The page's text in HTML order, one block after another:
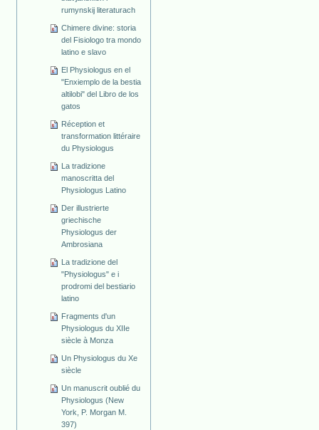
rumynskij literaturach
Chimere divine: storia
del Fisiologo tra mondo
latino e slavo
El Physiologus en el
"Enxiemplo de la bestia
altilobi" del Libro de los
gatos
Réception et
transformation littéraire
du Physiologus
La tradizione
manoscritta del
Physiologus Latino
Der illustrierte
griechische
Physiologus der
Ambrosiana
La tradizione del
"Physiologus" e i
prodromi del bestiario
latino
Fragments d'un
Physiologus du XIIe
siècle à Monza
Un Physiologus du Xe
siècle
Un manuscrit oublié du
Physiologus (New
York, P. Morgan M.
397)